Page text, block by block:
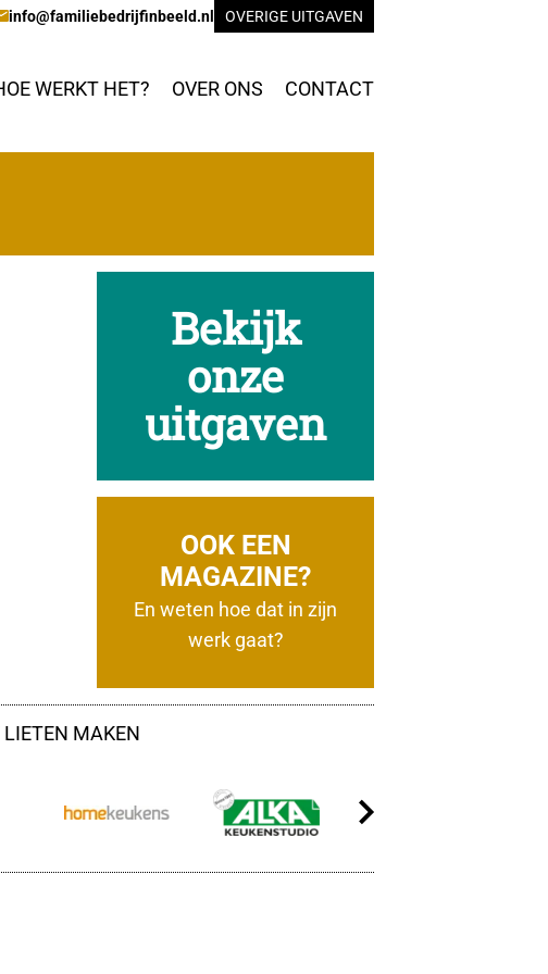
info@familiebedrijfinbeeld.nl OVERIGE UITGAVEN
WERKT HET? OVER ONS CONTACT
Bekijk
onze
uitgaven
OOK EEN
MAGAZINE?
En weten hoe dat in zijn
werk gaat?
MAKEN